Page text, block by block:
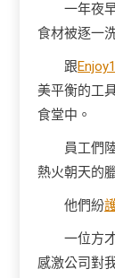
一年夜
食材被逐一
跟
美平衡的工
食堂中。
員工們
熱火朝天的
他們紛
一位方
感激公司對